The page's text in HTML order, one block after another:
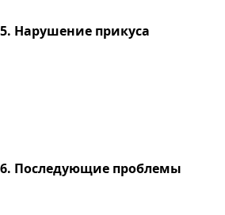
5. Нарушение прикуса
6. Последующие проблемы